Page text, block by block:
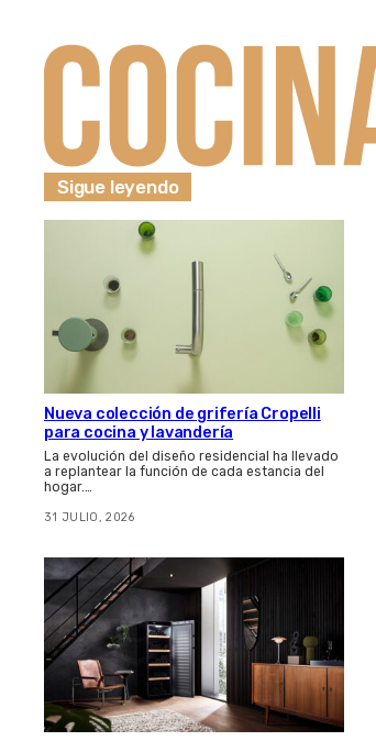
Sigue leyendo
Nueva colección de grifería Cropelli
para cocina y lavandería
La evolución del diseño residencial ha llevado
a replantear la función de cada estancia del
hogar.…
31 JULIO, 2026